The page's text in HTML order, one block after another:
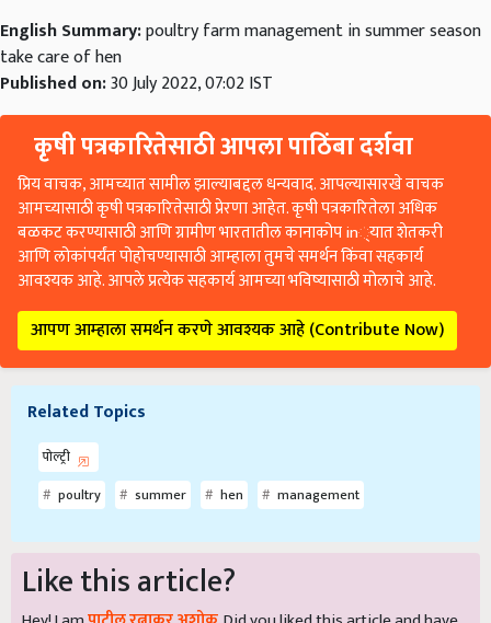
English Summary:poultry farm management in summer season
take care of hen
Published on:30 July 2022, 07:02 IST
कृषी पत्रकारितेसाठी आपला पाठिंबा दर्शवा
प्रिय वाचक, आमच्यात सामील झाल्याबद्दल धन्यवाद. आपल्यासारखे वाचक
आमच्यासाठी कृषी पत्रकारितेसाठी प्रेरणा आहेत. कृषी पत्रकारितेला अधिक
बळकट करण्यासाठी आणि ग्रामीण भारतातील कानाकोप in्यात शेतकरी
आणि लोकांपर्यंत पोहोचण्यासाठी आम्हाला तुमचे समर्थन किंवा सहकार्य
आवश्यक आहे. आपले प्रत्येक सहकार्य आमच्या भविष्यासाठी मोलाचे आहे.
आपण आम्हाला समर्थन करणे आवश्यक आहे (Contribute Now)
Related Topics
पोल्ट्री
poultry
summer hen management
Like this article?